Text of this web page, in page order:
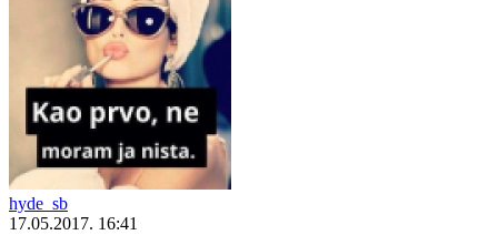
hyde_sb
17.05.2017. 16:41